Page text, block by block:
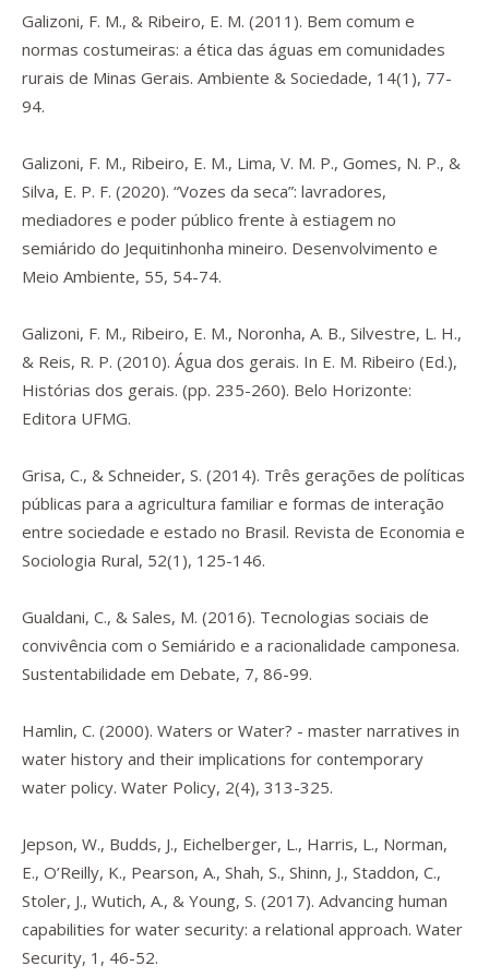
Galizoni, F. M., & Ribeiro, E. M. (2011). Bem comum e
normas costumeiras: a ética das águas em comunidades
rurais de Minas Gerais. Ambiente & Sociedade, 14(1), 77-
94.
Galizoni, F. M., Ribeiro, E. M., Lima, V. M. P., Gomes, N. P., &
Silva, E. P. F. (2020). “Vozes da seca”: lavradores,
mediadores e poder público frente à estiagem no
semiárido do Jequitinhonha mineiro. Desenvolvimento e
Meio Ambiente, 55, 54-74.
Galizoni, F. M., Ribeiro, E. M., Noronha, A. B., Silvestre, L. H.,
& Reis, R. P. (2010). Água dos gerais. In E. M. Ribeiro (Ed.),
Histórias dos gerais. (pp. 235-260). Belo Horizonte:
Editora UFMG.
Grisa, C., & Schneider, S. (2014). Três gerações de políticas
públicas para a agricultura familiar e formas de interação
entre sociedade e estado no Brasil. Revista de Economia e
Sociologia Rural, 52(1), 125-146.
Gualdani, C., & Sales, M. (2016). Tecnologias sociais de
convivência com o Semiárido e a racionalidade camponesa.
Sustentabilidade em Debate, 7, 86-99.
Hamlin, C. (2000). Waters or Water? - master narratives in
water history and their implications for contemporary
water policy. Water Policy, 2(4), 313-325.
Jepson, W., Budds, J., Eichelberger, L., Harris, L., Norman,
E., O’Reilly, K., Pearson, A., Shah, S., Shinn, J., Staddon, C.,
Stoler, J., Wutich, A., & Young, S. (2017). Advancing human
capabilities for water security: a relational approach. Water
Security, 1 , 46-52.